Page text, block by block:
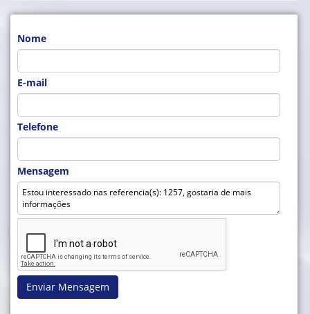
Nome
E-mail
Telefone
Mensagem
Enviar Mensagem